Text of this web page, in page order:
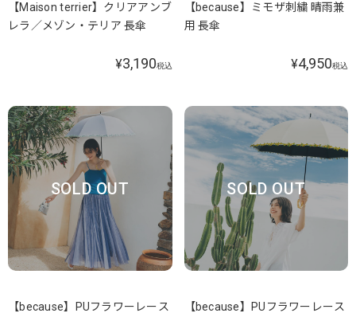
【Maison terrier】クリアアンブ
レラ／メゾン・テリア 長傘
¥3,190税込
【because】ミモザ刺繍 晴雨兼
用 長傘
¥4,950税込
SOLD OUT
【because】PUフラワーレース
SOLD OUT
【because】PUフラワーレース